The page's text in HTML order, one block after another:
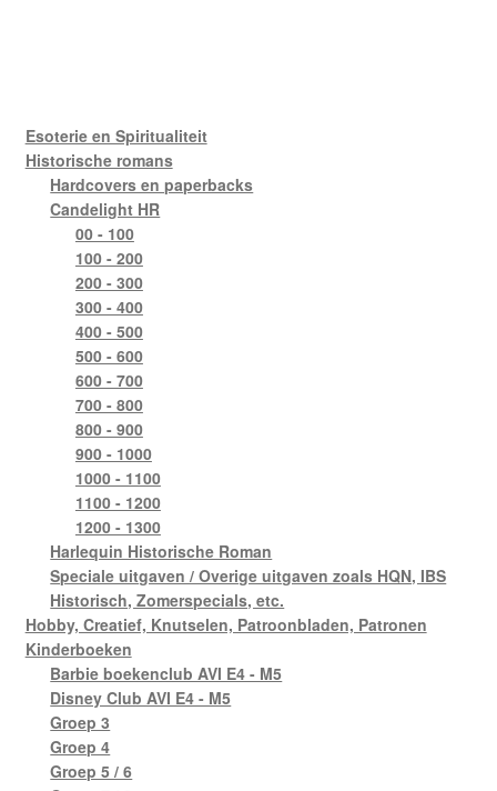
Esoterie en Spiritualiteit
Historische romans
Hardcovers en paperbacks
Candelight HR
00 - 100
100 - 200
200 - 300
300 - 400
400 - 500
500 - 600
600 - 700
700 - 800
800 - 900
900 - 1000
1000 - 1100
1100 - 1200
1200 - 1300
Harlequin Historische Roman
Speciale uitgaven / Overige uitgaven zoals HQN, IBS
Historisch, Zomerspecials, etc.
Hobby, Creatief, Knutselen, Patroonbladen, Patronen
Kinderboeken
Barbie boekenclub AVI E4 - M5
Disney Club AVI E4 - M5
Groep 3
Groep 4
Groep 5 / 6